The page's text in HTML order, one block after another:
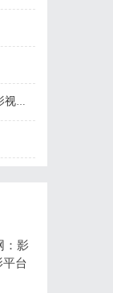
力
：影
平台